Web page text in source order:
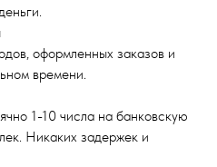
оформленных заказов и
времени.
1-10 числа на банковскую
Никаких задержек и